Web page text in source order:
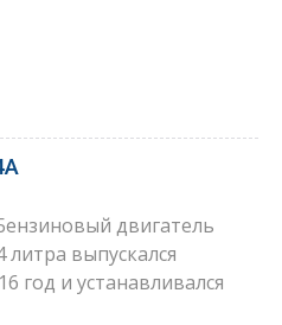
двигатель
выпускался
год и устанавливался